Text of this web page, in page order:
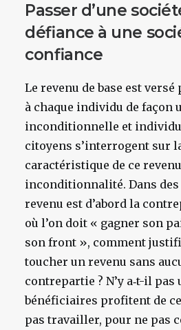
Passer d’une
défiance à une
confiance
Le revenu de base est
à chaque individu de façon
inconditionnelle et
citoyens s’interrogent sur
caractéristique de ce
inconditionnalité. Dans
revenu est d’abord la
où l’on doit « gagner son
son front », comment
toucher un revenu sans
contrepartie ? N’y a‑t-il pas
bénéficiaires profitent de
pas travailler, pour ne pas